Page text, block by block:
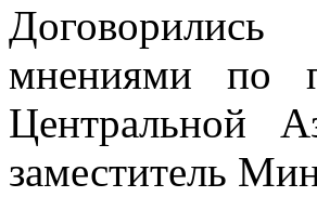
мнениями по
Центральной
заместитель